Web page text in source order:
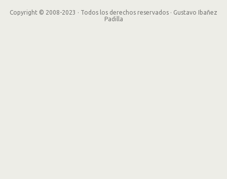
Copyright © 2008-2023 · Todos los derechos reservados · Gustavo Ibañez
Padilla